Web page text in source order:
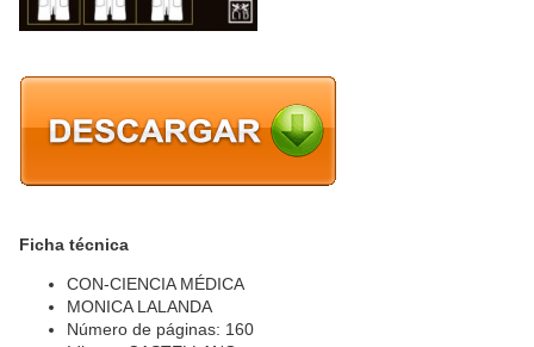
Ficha técnica
CON-CIENCIA MÉDICA
MONICA LALANDA
Número de páginas: 160